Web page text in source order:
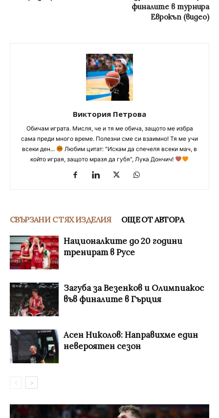
финалите в турнира
Еврокъп (видео)
Виктория Петрова
Обичам играта. Мисля, че и тя ме обича, защото ме избра
сама преди много време. Полезни сме си взаимно! Тя ме учи
всеки ден...
Любим цитат: "Искам да спечеля всеки мач, в
който играя, защото мразя да губя", Лука Дончич!
СВЪРЗАНИ С ТЯХ ИЗДЕЛИЯ ОЩЕ ОТ АВТОРА
Националките до 20 години
тренират в Русе
Загуба за Везенков и Олимпиакос
във финалите в Гърция
Асен Николов: Направихме един
невероятен сезон